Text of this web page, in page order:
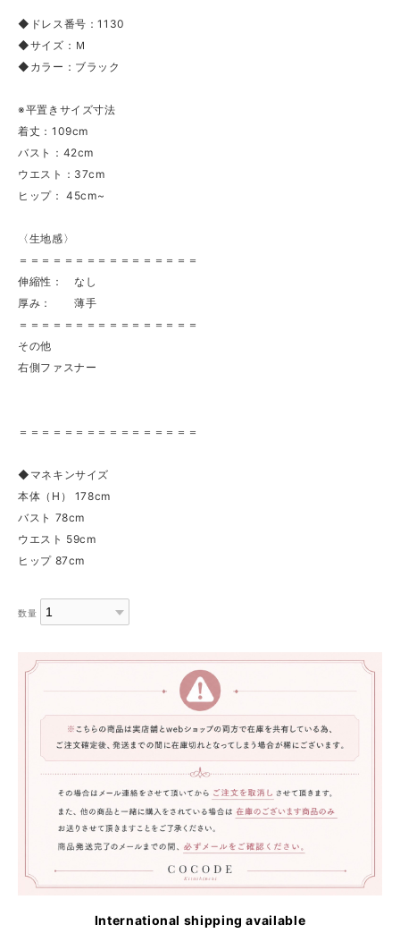
◆ドレス番号：1130
◆サイズ：Ｍ
◆カラー：ブラック
※平置きサイズ寸法
着丈：109cm
バスト：42cm
ウエスト：37cm
ヒップ： 45cm~
〈生地感〉
＝＝＝＝＝＝＝＝＝＝＝＝＝＝＝＝
伸縮性： なし
厚み： 薄手
＝＝＝＝＝＝＝＝＝＝＝＝＝＝＝＝
その他
右側ファスナー
＝＝＝＝＝＝＝＝＝＝＝＝＝＝＝＝
◆マネキンサイズ
本体（H） 178cm
バスト 78cm
ウエスト 59cm
ヒップ 87cm
数量
International shipping available